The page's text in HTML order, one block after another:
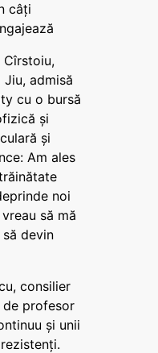
câți
Cîrstoiu,
Jiu, admisă
cu o bursă
și
și
Am ales
noi
să mă
devin
consilier
de profesor
și unii